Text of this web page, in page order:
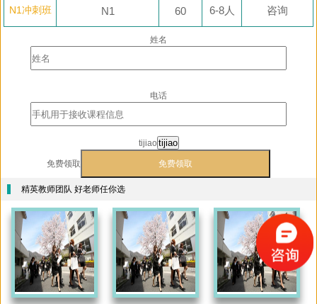
N1冲刺班 N1 60 6-8人 咨询
姓名
电话
tijiao tijiao
免费领取
精英教师团队 好老师任你选